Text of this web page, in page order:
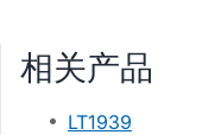
相关产品
LT1939